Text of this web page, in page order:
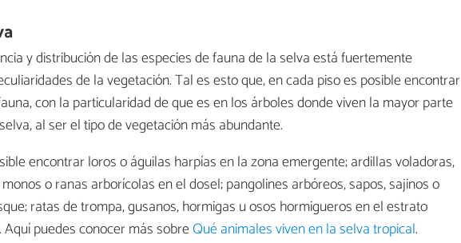
y distribución de las especies de fauna de la selva está fuertemente
de la vegetación. Tal es esto que, en cada piso es posible encontrar
con la particularidad de que es en los árboles donde viven la mayor parte
al ser el tipo de vegetación más abundante.
encontrar loros o águilas harpías en la zona emergente; ardillas voladoras,
o ranas arborícolas en el dosel; pangolines arbóreos, sapos, sajinos o
ratas de trompa, gusanos, hormigas u osos hormigueros en el estrato
puedes conocer más sobreQué animales viven en la selva tropical.